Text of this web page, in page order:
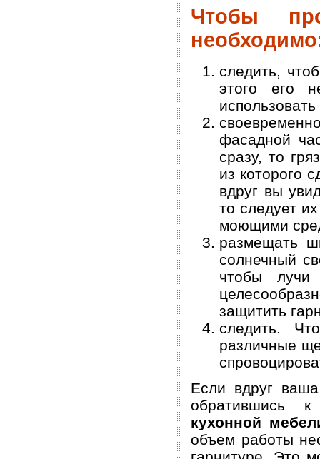
Чтобы
следить,
этого его
фасадной
сразу, то
из которого
вдруг вы
то следует
моющими
размещать
солнечный
чтобы лучи
защитить
следить.
различные
Если вдруг
обратившись
кухонной
объем работы